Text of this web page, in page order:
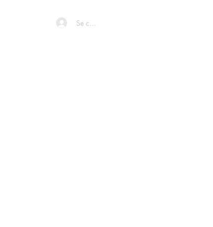
Se connecter